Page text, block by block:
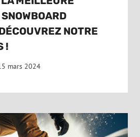
NOTRE
!
mars 2024